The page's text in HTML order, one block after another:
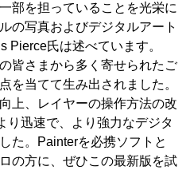
部を担っていることを光栄に
の写真およびデジタルアート
Pierce氏は述べています。
皆さまから多く寄せられたご
を当てて生み出されました。
上、レイヤーの操作方法の改
り迅速で、より強力なデジタ
た。Painterを必携ソフトと
の方に、ぜひこの最新版を試